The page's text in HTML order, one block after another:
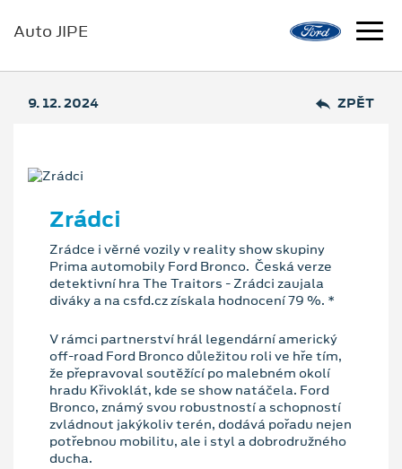
Auto JIPE
9. 12. 2024 ZPĚT
Zrádci
Zrádce i věrné vozily v reality show skupiny
Prima automobily Ford Bronco. Česká verze
detektivní hra The Traitors - Zrádci zaujala
diváky a na csfd.cz získala hodnocení 79 %. *
V rámci partnerství hrál legendární americký
off-road Ford Bronco důležitou roli ve hře tím,
že přepravoval soutěžící po malebném okolí
hradu Křivoklát, kde se show natáčela. Ford
Bronco, známý svou robustností a schopností
zvládnout jakýkoliv terén, dodává pořadu nejen
potřebnou mobilitu, ale i styl a dobrodružného
ducha.